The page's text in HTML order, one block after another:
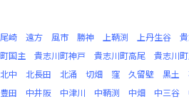
尾崎 遠方 風市 勝神 上鞆渕 上丹生谷
国主 貴志川町神戸 貴志川町高尾
貴志川
北中 北長田 北涌 切畑 窪 久留壁 黒土
豊田 中井阪 中津川 中鞆渕 中畑 中三谷